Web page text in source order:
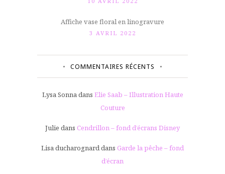
Affiche vase floral en linogravure
3 AVRIL 2022
COMMENTAIRES RÉCENTS
Lysa Sonnadans Elie Saab – Illustration Haute
Couture
Julie dans Cendrillon – fond d’écrans Disney
Lisa ducharognarddans Garde la pêche – fond
d’écran